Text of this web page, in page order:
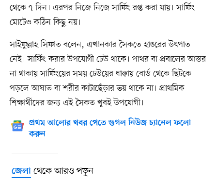
থেকে ৭ দিন। এরপর নিজে নিজে সার্ফিং রপ্ত করা যায়। সার্ফিং
মোটেও কঠিন কিছু নয়।
সাইফুল্লাহ সিফাত বলেন, এখানকার সৈকতে হাঙরের উৎপাত
নেই। সার্ফিং করার উপযোগী ঢেউ থাকে। পাথর বা প্রবালের আস্তর
না থাকায় সার্ফিংয়ের সময় ঢেউয়ের ধাক্কায় বোর্ড থেকে ছিটকে
পড়লে আঘাত বা শরীর কাটাছেঁড়ার ভয় থাকে না। প্রাথমিক
শিক্ষার্থীদের জন্য এই সৈকত খুবই উপযোগী।
প্রথম আলোর খবর পেতে গুগল নিউজ চ্যানেল ফলো
করুন
জেলাথেকে আরও পড়ুন